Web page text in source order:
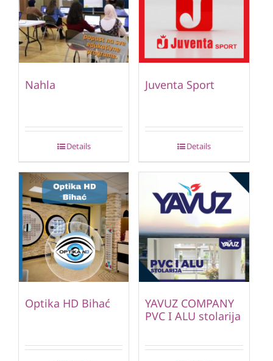
Nahla
Details
Juventa Sport
Details
Optika HD Bihać
YAVUZ COMPANY
PVC I ALU stolarija